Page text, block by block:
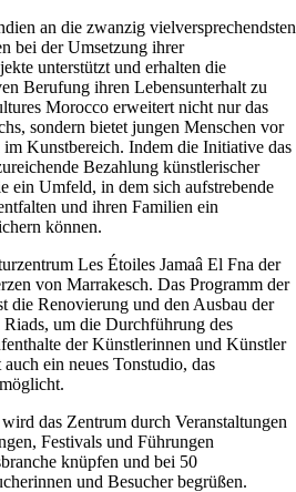
an die zwanzig vielversprechendsten
bei der Umsetzung ihrer
unterstützt und erhalten die
Berufung ihren Lebensunterhalt zu
Morocco erweitert nicht nur das
sondern bietet jungen Menschen vor
Kunstbereich. Indem die Initiative das
Bezahlung künstlerischer
ein Umfeld, in dem sich aufstrebende
und ihren Familien ein
können.
Les Étoiles Jamaâ El Fna der
von Marrakesch. Das Programm der
die Renovierung und den Ausbau der
um die Durchführung des
der Künstlerinnen und Künstler
ein neues Tonstudio, das
das Zentrum durch Veranstaltungen
Festivals und Führungen
knüpfen und bei 50
und Besucher begrüßen.